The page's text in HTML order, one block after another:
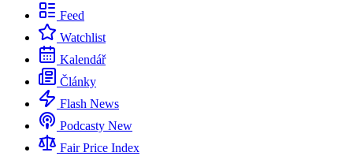
Feed
Watchlist
Kalendář
Články
Flash News
Podcasty New
Fair Price Index